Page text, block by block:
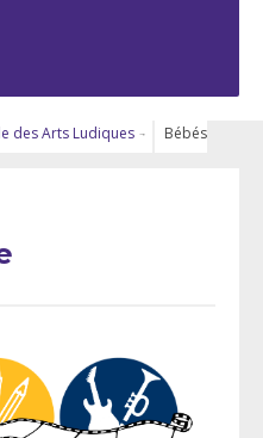
des Arts Ludiques
Bébés